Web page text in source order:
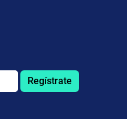
Regístrate